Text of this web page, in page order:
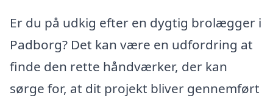
Er du på udkig efter en dygtig brolægger i
Padborg? Det kan være en udfordring at
finde den rette håndværker, der kan
sørge for, at dit projekt bliver gennemført